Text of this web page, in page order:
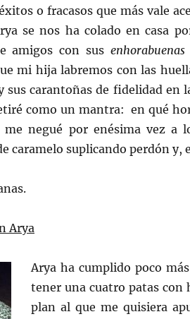
o fracasos que más vale
se nos ha colado en casa
amigos con sus enhorabuenas
mi hija labremos con las
sus carantoñas de fidelidad en
como un mantra: en qué
negué por enésima vez a
caramelo suplicando perdón y,
Arya
Arya ha cumplido poco
tener una cuatro patas con
plan al que me quisiera